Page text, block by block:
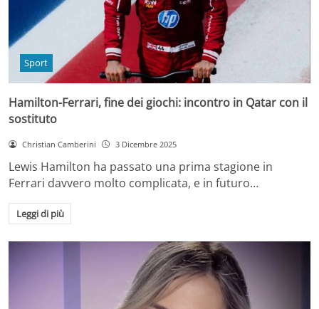
Sport
Hamilton-Ferrari, fine dei giochi: incontro in Qatar con il
sostituto
Christian Camberini 3 Dicembre 2025
Lewis Hamilton ha passato una prima stagione in
Ferrari davvero molto complicata, e in futuro…
Leggi di più